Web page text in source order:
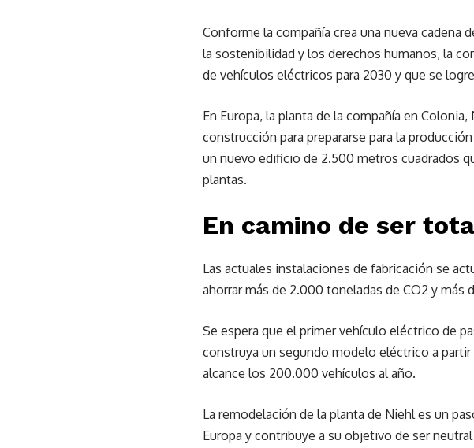
Conforme la compañía crea una nueva
la sostenibilidad y los derechos humanos, la
de vehículos eléctricos para 2030 y que se
En Europa, la planta de la compañía en
construcción para prepararse para la
un nuevo edificio de 2.500 metros cuadrados
plantas.
En camino de ser
Las actuales instalaciones de fabricación se
ahorrar más de 2.000 toneladas de CO2 y más
Se espera que el primer vehículo eléctrico de
construya un segundo modelo eléctrico a
alcance los 200.000 vehículos al año.
La remodelación de la planta de Niehl es un
Europa y contribuye a su objetivo de ser